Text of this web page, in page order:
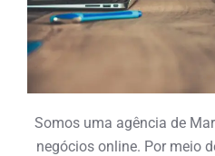
Somos uma agência de
negócios online. Por meio